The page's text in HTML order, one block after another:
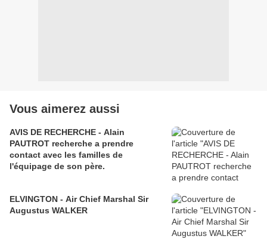
Vous aimerez aussi
AVIS DE RECHERCHE - Alain
PAUTROT recherche a prendre
contact avec les familles de
l'équipage de son père.
ELVINGTON - Air Chief Marshal Sir
Augustus WALKER